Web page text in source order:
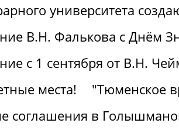
университета
В.Н. Фалькова с Днём
с 1 сентября от В.Н.
места!
"Тюменское
соглашения в